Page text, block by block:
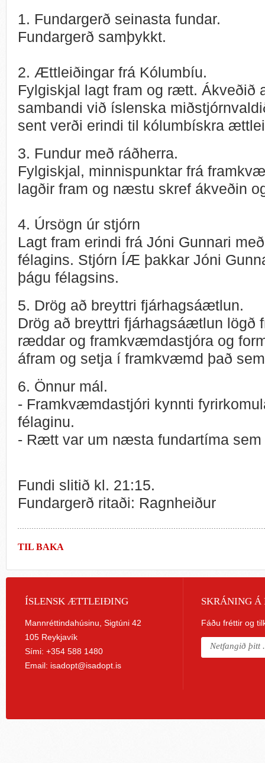
1. Fundargerð seinasta fundar.
Fundargerð samþykkt.
2. Ættleiðingar frá Kólumbíu.
Fylgiskjal lagt fram og rætt. Ákveðið
sambandi við íslenska
sent verði erindi til kólumbískra
3. Fundur með ráðherra.
Fylgiskjal, minnispunktar frá
lagðir fram og næstu skref ákveðin
4. Úrsögn úr stjórn
Lagt fram erindi frá Jóni Gunnari
félagins. Stjórn ÍÆ þakkar Jóni
þágu félagsins.
5. Drög að breyttri fjárhagsáætlun.
Drög að breyttri fjárhagsáætlun lögð
ræddar og framkvæmdastjóra og
áfram og setja í framkvæmd það
6. Önnur mál.
- Framkvæmdastjóri kynnti
félaginu.
- Rætt var um næsta fundartíma
Fundi slitið kl. 21:15.
Fundargerð ritaði: Ragnheiður
TIL BAKA
ÍSLENSK ÆTTLEIÐING
Mannréttindahúsinu, Sigtúni 42
105 Reykjavík
Sími: +354 588 1480
Email: isadopt@isadopt.is
SKRÁNING Á
Fáðu fréttir og